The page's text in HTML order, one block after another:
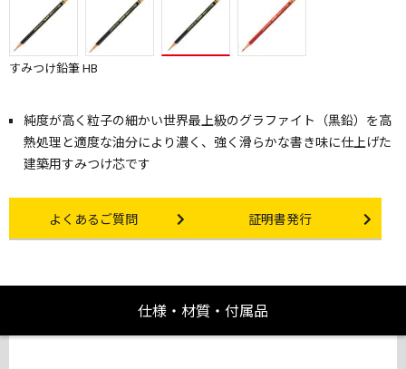
すみつけ鉛筆 HB
純度が高く粒子の細かい世界最上級のグラファイト（黒鉛）を高
熱処理と適度な油分により濃く、強く滑らかな書き味に仕上げた
建築用すみつけ芯です
Other link
よくあるご質問 Certificate Issuance
証明書発行
仕様・材質・付属品